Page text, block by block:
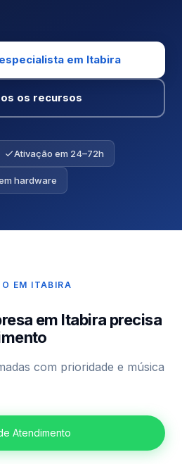
em Itabira
os recursos
Ativação em 24–72h
hardware
EM ITABIRA
em Itabira precisa
com prioridade e música
Atendimento